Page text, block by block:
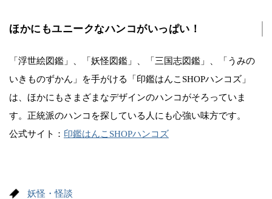
ほかにもユニークなハンコがいっぱい！
「浮世絵図鑑」、「妖怪図鑑」、「三国志図鑑」、「うみの
いきものずかん」を手がける「印鑑はんこSHOPハンコズ」
は、ほかにもさまざまなデザインのハンコがそろっていま
す。正統派のハンコを探している人にも心強い味方です。
公式サイト： 印鑑はんこSHOPハンコズ
妖怪・怪談